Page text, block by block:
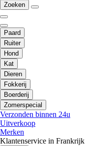
Zoeken
Paard
Ruiter
Hond
Kat
Dieren
Fokkerij
Boerderij
Zomerspecial
Verzonden binnen 24u
Uitverkoop
Merken
Klantenservice in Frankrijk